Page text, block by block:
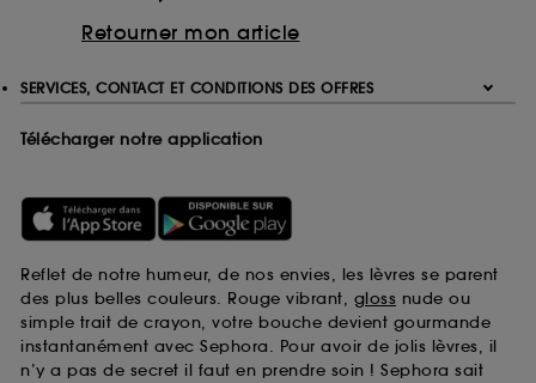
Retourner mon article
SERVICES, CONTACT ET CONDITIONS DES OFFRES
Télécharger notre application
Reflet de notre humeur, de nos envies, les lèvres se parent
des plus belles couleurs. Rouge vibrant, gloss nude ou
simple trait de crayon, votre bouche devient gourmande
instantanément avec Sephora. Pour avoir de jolis lèvres, il
n’y a pas de secret il faut en prendre soin ! Sephora sait